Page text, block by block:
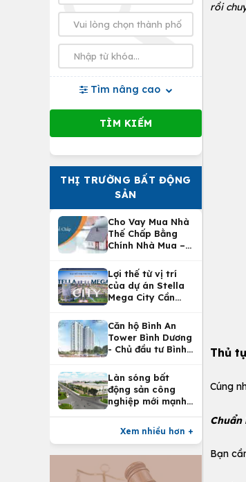
Tìm nâng cao
THỊ TRƯỜNG BẤT ĐỘNG
SẢN
Cho Vay Mua Nhà
Thế Chấp Bằng
Chính Nhà Mua –
Nhà Tại
Vietcombank
Lợi thế từ vị trí
của dự án Stella
Mega City Cần
Căn hộ Bình An
Tower Bình Dương
- Chủ đầu tư Bình
Làn sóng bất
động sản công
nghiệp mới mạnh
Xem nhiều hơn +
rồi
Thủ
Cúng
Chuẩn
Bạn